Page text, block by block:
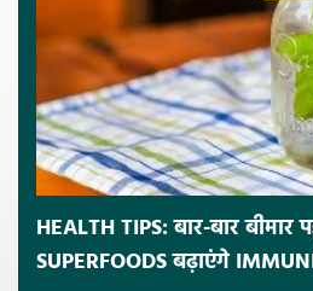
HEALTH TIPS: बार-बार
SUPERFOODS बढ़ाएंगे